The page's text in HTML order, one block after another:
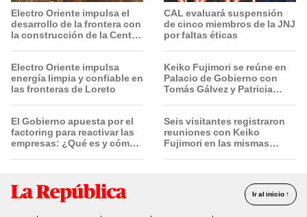
Electro Oriente impulsa el
desarrollo de la frontera con
la construcción de la Central
Electro Oriente impulsa
energía limpia y confiable en
las fronteras de Loreto
El Gobierno apuesta por el
factoring para reactivar las
empresas: ¿Qué es y cómo
CAL evaluará suspensión
de cinco miembros de la JNJ
por faltas éticas
Keiko Fujimori se reúne en
Palacio de Gobierno con
Tomás Gálvez y Patricia
Seis visitantes registraron
reuniones con Keiko
Fujimori en las mismas
Ir al inicio ↑